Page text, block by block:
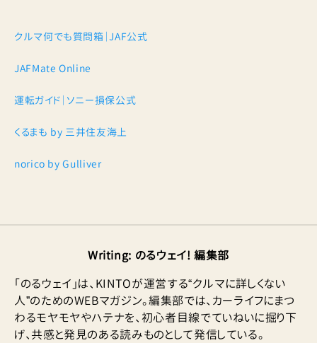
クルマ何でも質問箱｜JAF公式
JAFMate Online
運転ガイド｜ソニー損保公式
くるまも by 三井住友海上
norico by Gulliver
Writing: のるウェイ! 編集部
「のるウェイ」は、KINTOが運営する“クルマに詳しくない
人”のためのWEBマガジン。編集部では、カーライフにまつ
わるモヤモヤやハテナを、初心者目線でていねいに掘り下
げ、共感と発見のある読みものとして発信している。